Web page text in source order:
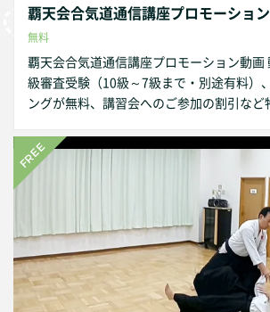
覇天会合気道通信講座プロモーショ
無料
覇天会合気道通信講座プロモーション動画
級審査受験（10級～7級まで・別途有料）
ングが無料、講習会へのご参加の割引など
をおくりましょう！ 是非通信講座の受講お
ます。